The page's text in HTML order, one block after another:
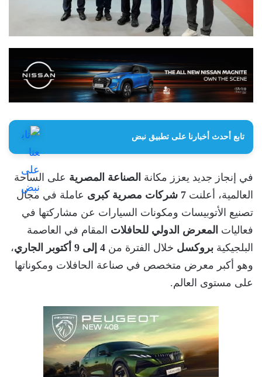
تابع أحدث أخبارنا على تطبيق نبض
في إنجاز جديد يعزز مكانة الصناعة المصرية على الساحة
العالمية، أعلنت 7 شركات مصرية كبرى
عاملة في مجال
تصنيع الأتوبيسات ومكونات السيارات عن مشاركتها في
فعاليات المعرض الدولي للحافلات المقام في العاصمة
البلجيكية بروكسل خلال الفترة من 4 إلى 9 أكتوبر الجاري
،
وهو أكبر معرض متخصص في صناعة الحافلات ومكوناتها
على مستوى العالم.